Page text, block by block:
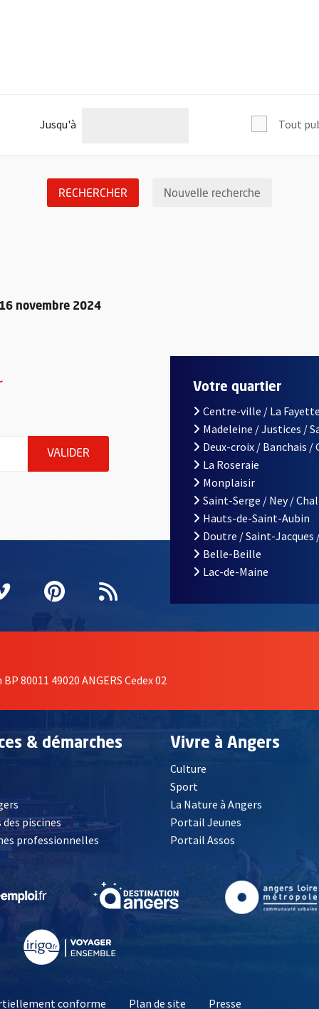
Jusqu'à Tout
RECHERCHER LANCER LA RECHERCHE DES
Nouvelle recherche
novembre 2024
indiquez votre email (champ obligatoire)
VALIDER ENVOYER MA DEMANDE D'INSCRIPTION À
fenêtrefenêtre
une nouvelle fenêtre
Vimeo
, Ouvre une nouvelle fenêtre
Pinterest
, Ouvre une nouvelle fenêtre
Flux RSS
Votre quartier
Centre-ville / La
Madeleine / Justices /
Deux-croix / Banchais /
La Roseraie
Monplaisir
Saint-Serge / Ney /
Hauts-de-Saint-Aubin
Doutre / Saint-Jacques
Belle-Beille
Lac-de-Maine
80011 49020 ANGERS Cedex 02
& démarches
, Ouvre une nouvelle fenêtre
piscines
professionnelles
Vivre à Angers
Culture
Sport
La Nature à Angers
Portail Jeunes
Portail Assos
fenêtre , Ouvre une nouvelle fenêtre , Ouvre une nouvelle fenêtre
conforme Plan de site Presse , Ouvre une